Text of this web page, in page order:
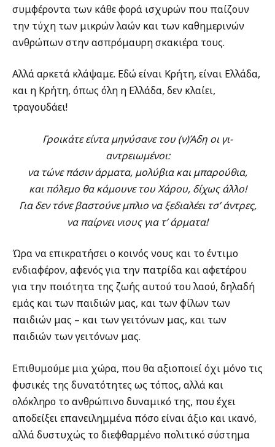
συμφέροντα των κάθε φορά ισχυρών που παίζουν
την τύχη των μικρών λαών και των καθημερινών
ανθρώπων στην ασπρόμαυρη σκακιέρα τους.
Αλλά αρκετά κλάψαμε. Εδώ είναι Κρήτη, είναι Ελλάδα,
και η Κρήτη, όπως όλη η Ελλάδα, δεν κλαίει,
τραγουδάει!
Γροικάτεείνταμηνύσανε του (ν)Άδη οι γι-
αντρειωμένοι:
να τώνε πάσινάρματα, μολύβια και μπαρούθια,
και πόλεμο θα κάμουνε του Χάρου, δίχως άλλο!
Για δεν τόνε βαστούνεμπλιονα ξεδιαλέει τσ’άντρες,
να παίρνει νιους για τ’ άρματα!
Ώρα να επικρατήσει ο κοινός νους και το έντιμο
ενδιαφέρον, αφενός για την πατρίδα και αφετέρου
για την ποιότητα της ζωής αυτού του λαού, δηλαδή
εμάς και των παιδιών μας, και των φίλων των
παιδιών μας – και των γειτόνων μας, και των
παιδιών των γειτόνων μας.
Επιθυμούμε μια χώρα, που θα αξιοποιεί όχι μόνο τις
φυσικές της δυνατότητες ως τόπος, αλλά και
ολόκληρο το ανθρώπινο δυναμικό της, που έχει
αποδείξει επανειλημμένα πόσο είναι άξιο και ικανό,
αλλά δυστυχώς το διεφθαρμένο πολιτικό σύστημα